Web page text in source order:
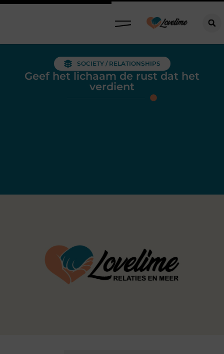
SOCIETY / RELATIONSHIPS
Geef het lichaam de rust dat het
verdient